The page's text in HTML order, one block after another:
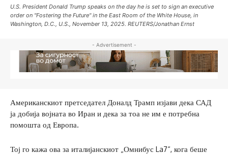
U.S. President Donald Trump speaks on the day he is set to sign an executive
order on "Fostering the Future" in the East Room of the White House, in
Washington, D.C., U.S., November 13, 2025. REUTERS/Jonathan Ernst
- Advertisement -
Американскиот претседател Доналд Трамп изјави дека САД
ја добија војната во Иран и дека за тоа не им е потребна
помошта од Европа.
Тој го кажа ова за италијанскиот „Омнибус La7“, кога беше